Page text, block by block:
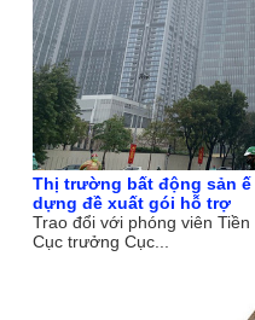
Thị trường bất động sản ế
dựng đề xuất gói hỗ trợ
Trao đổi với phóng viên
Cục trưởng Cục...